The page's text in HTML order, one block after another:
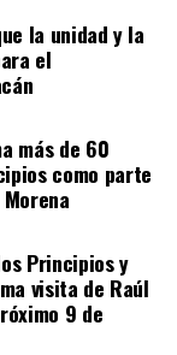
la unidad y la
el
más de 60
como parte
Principios y
visita de Raúl
9 de